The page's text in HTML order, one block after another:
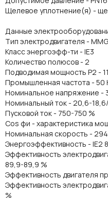
Щелевое уплотнение(я) -
Данные
Тип электродвигателя -
Класс энергоэфф-ти - IE3
Количество полюсов - 2
Подводимая мощность P2 -
Промышленная частота - 50
Номинальное напряжение -
Номинальный ток - 20,6-18,6/
Пусковой ток - 750-750 %
Cos фи - характеристика
Номинальная скорость -
Энергоэффективность - IE2
Эффективность
89,9-89,9 %
Эффективность двигателя
Эффективность
%